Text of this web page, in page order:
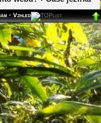
• Vzhled